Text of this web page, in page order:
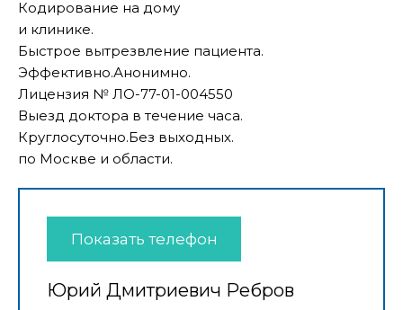
Кодирование на дому
и клинике.
Быстрое вытрезвление пациента.
Эффективно.Анонимно.
Лицензия № ЛО-77-01-004550
Выезд доктора в течение часа.
Круглосуточно.Без выходных.
по Москве и области.
Показать телефон
Юрий Дмитриевич Ребров